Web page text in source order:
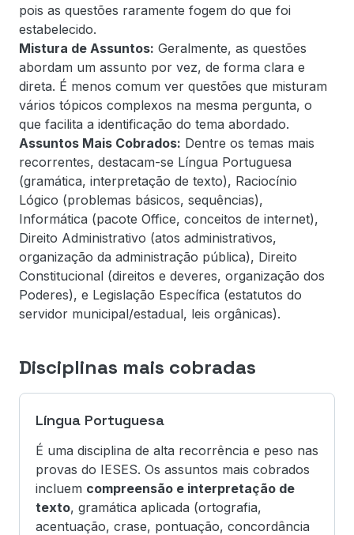
pois as questões raramente fogem do que foi
estabelecido.
Mistura de Assuntos: Geralmente, as questões
abordam um assunto por vez, de forma clara e
direta. É menos comum ver questões que misturam
vários tópicos complexos na mesma pergunta, o
que facilita a identificação do tema abordado.
Assuntos Mais Cobrados: Dentre os temas mais
recorrentes, destacam-se Língua Portuguesa
(gramática, interpretação de texto), Raciocínio
Lógico (problemas básicos, sequências),
Informática (pacote Office, conceitos de internet),
Direito Administrativo (atos administrativos,
organização da administração pública), Direito
Constitucional (direitos e deveres, organização dos
Poderes), e Legislação Específica (estatutos do
servidor municipal/estadual, leis orgânicas).
Disciplinas mais cobradas
Língua Portuguesa
É uma disciplina de alta recorrência e peso nas
provas do IESES. Os assuntos mais cobrados
incluem compreensão e interpretação de
texto, gramática aplicada (ortografia,
acentuação, crase, pontuação, concordância